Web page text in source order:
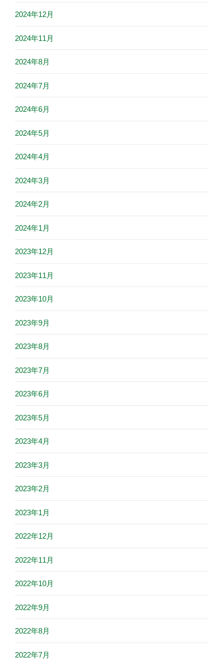
2024年12月
2024年11月
2024年8月
2024年7月
2024年6月
2024年5月
2024年4月
2024年3月
2024年2月
2024年1月
2023年12月
2023年11月
2023年10月
2023年9月
2023年8月
2023年7月
2023年6月
2023年5月
2023年4月
2023年3月
2023年2月
2023年1月
2022年12月
2022年11月
2022年10月
2022年9月
2022年8月
2022年7月